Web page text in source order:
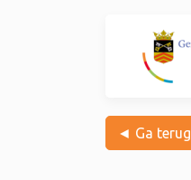
◄ Ga terug